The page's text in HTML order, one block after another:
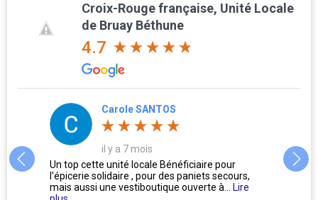
Croix-Rouge française, Unité Locale
de Bruay Béthune
4.7
Carole SANTOS
il y a 7 mois
Un top cette unité locale Bénéficiaire pour
l'épicerie solidaire , pour des paniets secours,
mais aussi une vestiboutique ouverte à...
Lire